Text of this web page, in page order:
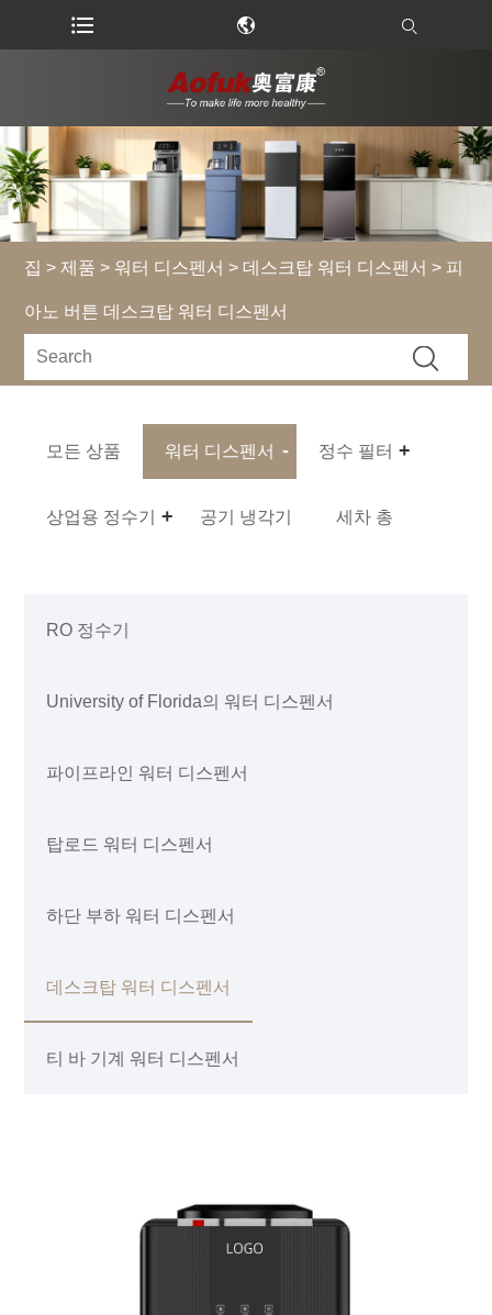
집 > 제품 > 워터 디스펜서 > 데스크탑 워터 디스펜서 > 피
아노 버튼 데스크탑 워터 디스펜서
모든 상품 워터 디스펜서 정수 필터
상업용 정수기 공기 냉각기 세차 총
RO 정수기
University of Florida의 워터 디스펜서
파이프라인 워터 디스펜서
탑로드 워터 디스펜서
하단 부하 워터 디스펜서
데스크탑 워터 디스펜서
티 바 기계 워터 디스펜서